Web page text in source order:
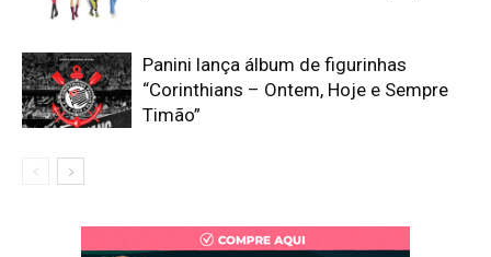
Panini lança álbum de figurinhas
“Corinthians – Ontem, Hoje e Sempre
Timão”